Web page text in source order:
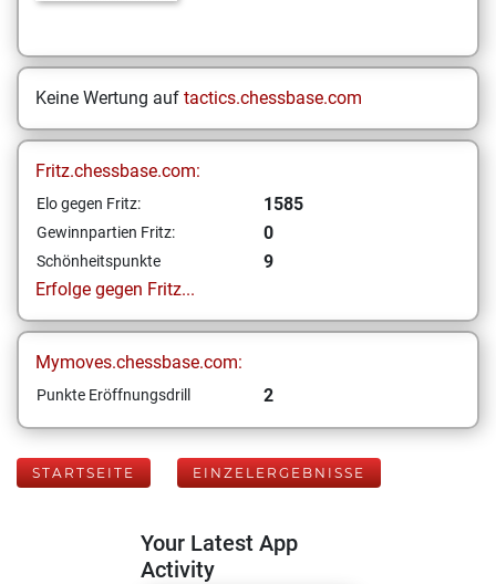
Keine Wertung auf tactics.chessbase.com
Fritz.chessbase.com:
Elo gegen Fritz: 1585
Gewinnpartien Fritz: 0
Schönheitspunkte
9
Erfolge gegen Fritz...
Mymoves.chessbase.com:
Punkte Eröffnungsdrill 2
STARTSEITE EINZELERGEBNISSE
Your Latest App
Activity